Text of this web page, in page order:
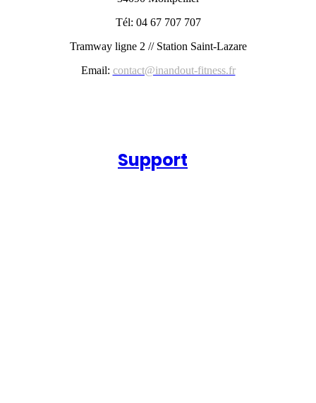
Tél: 04 67 707 707
Tramway ligne 2 // Station Saint-Lazare
Email: contact@inandout-fitness.fr
Support